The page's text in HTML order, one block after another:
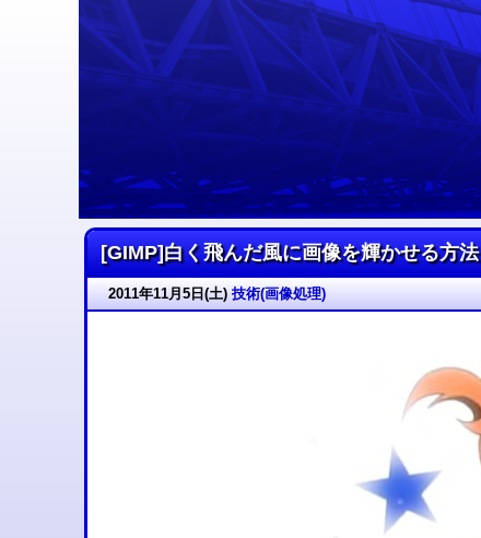
天さんは今日もブルー
[GIMP]白く飛んだ風に画像を輝かせる方法
2011年11月5日(土) 技術(画像処理)